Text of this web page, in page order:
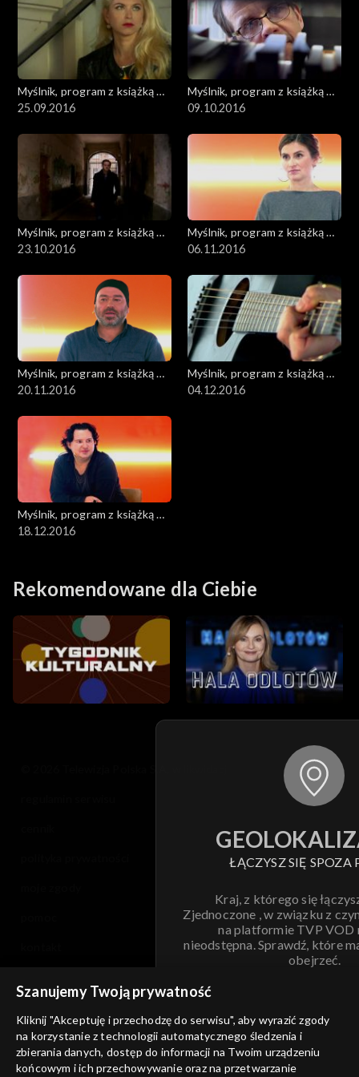
Myślnik, program z książką w
roli głównej
25.09.2016
Myślnik, program z książką w
roli głównej
09.10.2016
Myślnik, program z książką w
roli głównej
23.10.2016
Myślnik, program z książką w
roli głównej
06.11.2016
Myślnik, program z książką w
roli głównej
20.11.2016
Myślnik, program z książką w
roli głównej
04.12.2016
Myślnik, program z książką w
roli głównej
18.12.2016
Rekomendowane dla Ciebie
ŁĄCZYSZ SIĘ SPOZA
Kraj, z którego się
Zjednoczone , w związku z
na platformie TVP VOD
nieodstępna. Sprawdź, które
obejrzeć.
ANULUJ
informacje o dostawcy usług
Szanujemy Twoją prywatność
Kliknij "Akceptuję i przechodzę do serwisu", aby wyrazić zgody
na korzystanie z technologii automatycznego śledzenia i
zbierania danych, dostęp do informacji na Twoim urządzeniu
końcowym i ich przechowywanie oraz na przetwarzanie